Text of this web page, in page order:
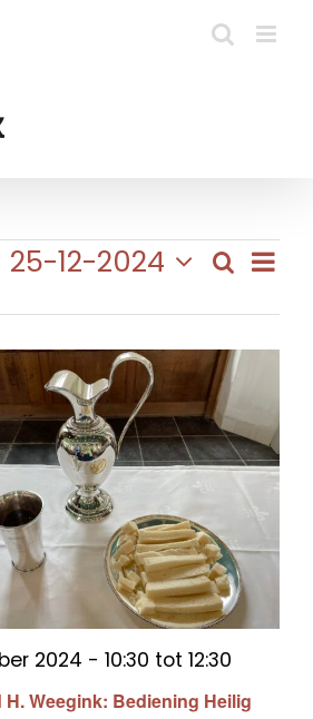
en
Zoeken
Lijst
25-12-2024
H. Weegink: Bediening Heilig
2024 - 10:30 tot 12:30